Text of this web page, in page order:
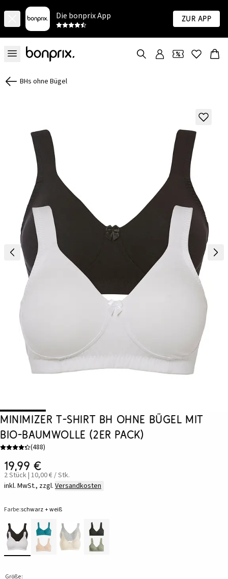
Die bonprix App Zur App
BHs ohne Bügel
Minimizer T-Shirt BH ohne Bügel mit
Bio-Baumwolle (2er Pack)
(488)
19,99 €
2 Stück | 10,00 € / Stk.
inkl. MwSt., zzgl. Versandkosten
Farbe:schwarz + weiß
Größe: